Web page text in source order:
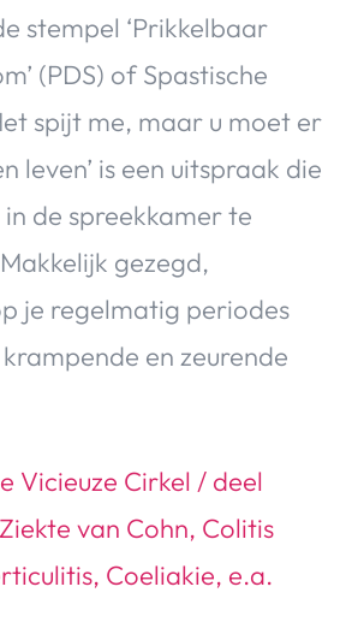
Over Valerie
De Top 5
CHOICE
Travel
Lifestyle
stempel ‘Prikkelbaar
(PDS) of Spastische
spijt me, maar u moet er
leven’ is een uitspraak die
de spreekkamer te
gezegd,
je regelmatig periodes
en zeurende